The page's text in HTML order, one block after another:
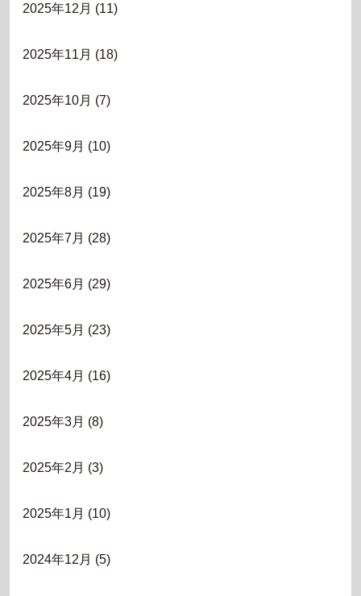
2025年12月 (11)
2025年11月 (18)
2025年10月 (7)
2025年9月 (10)
2025年8月 (19)
2025年7月 (28)
2025年6月 (29)
2025年5月 (23)
2025年4月 (16)
2025年3月 (8)
2025年2月 (3)
2025年1月 (10)
2024年12月 (5)